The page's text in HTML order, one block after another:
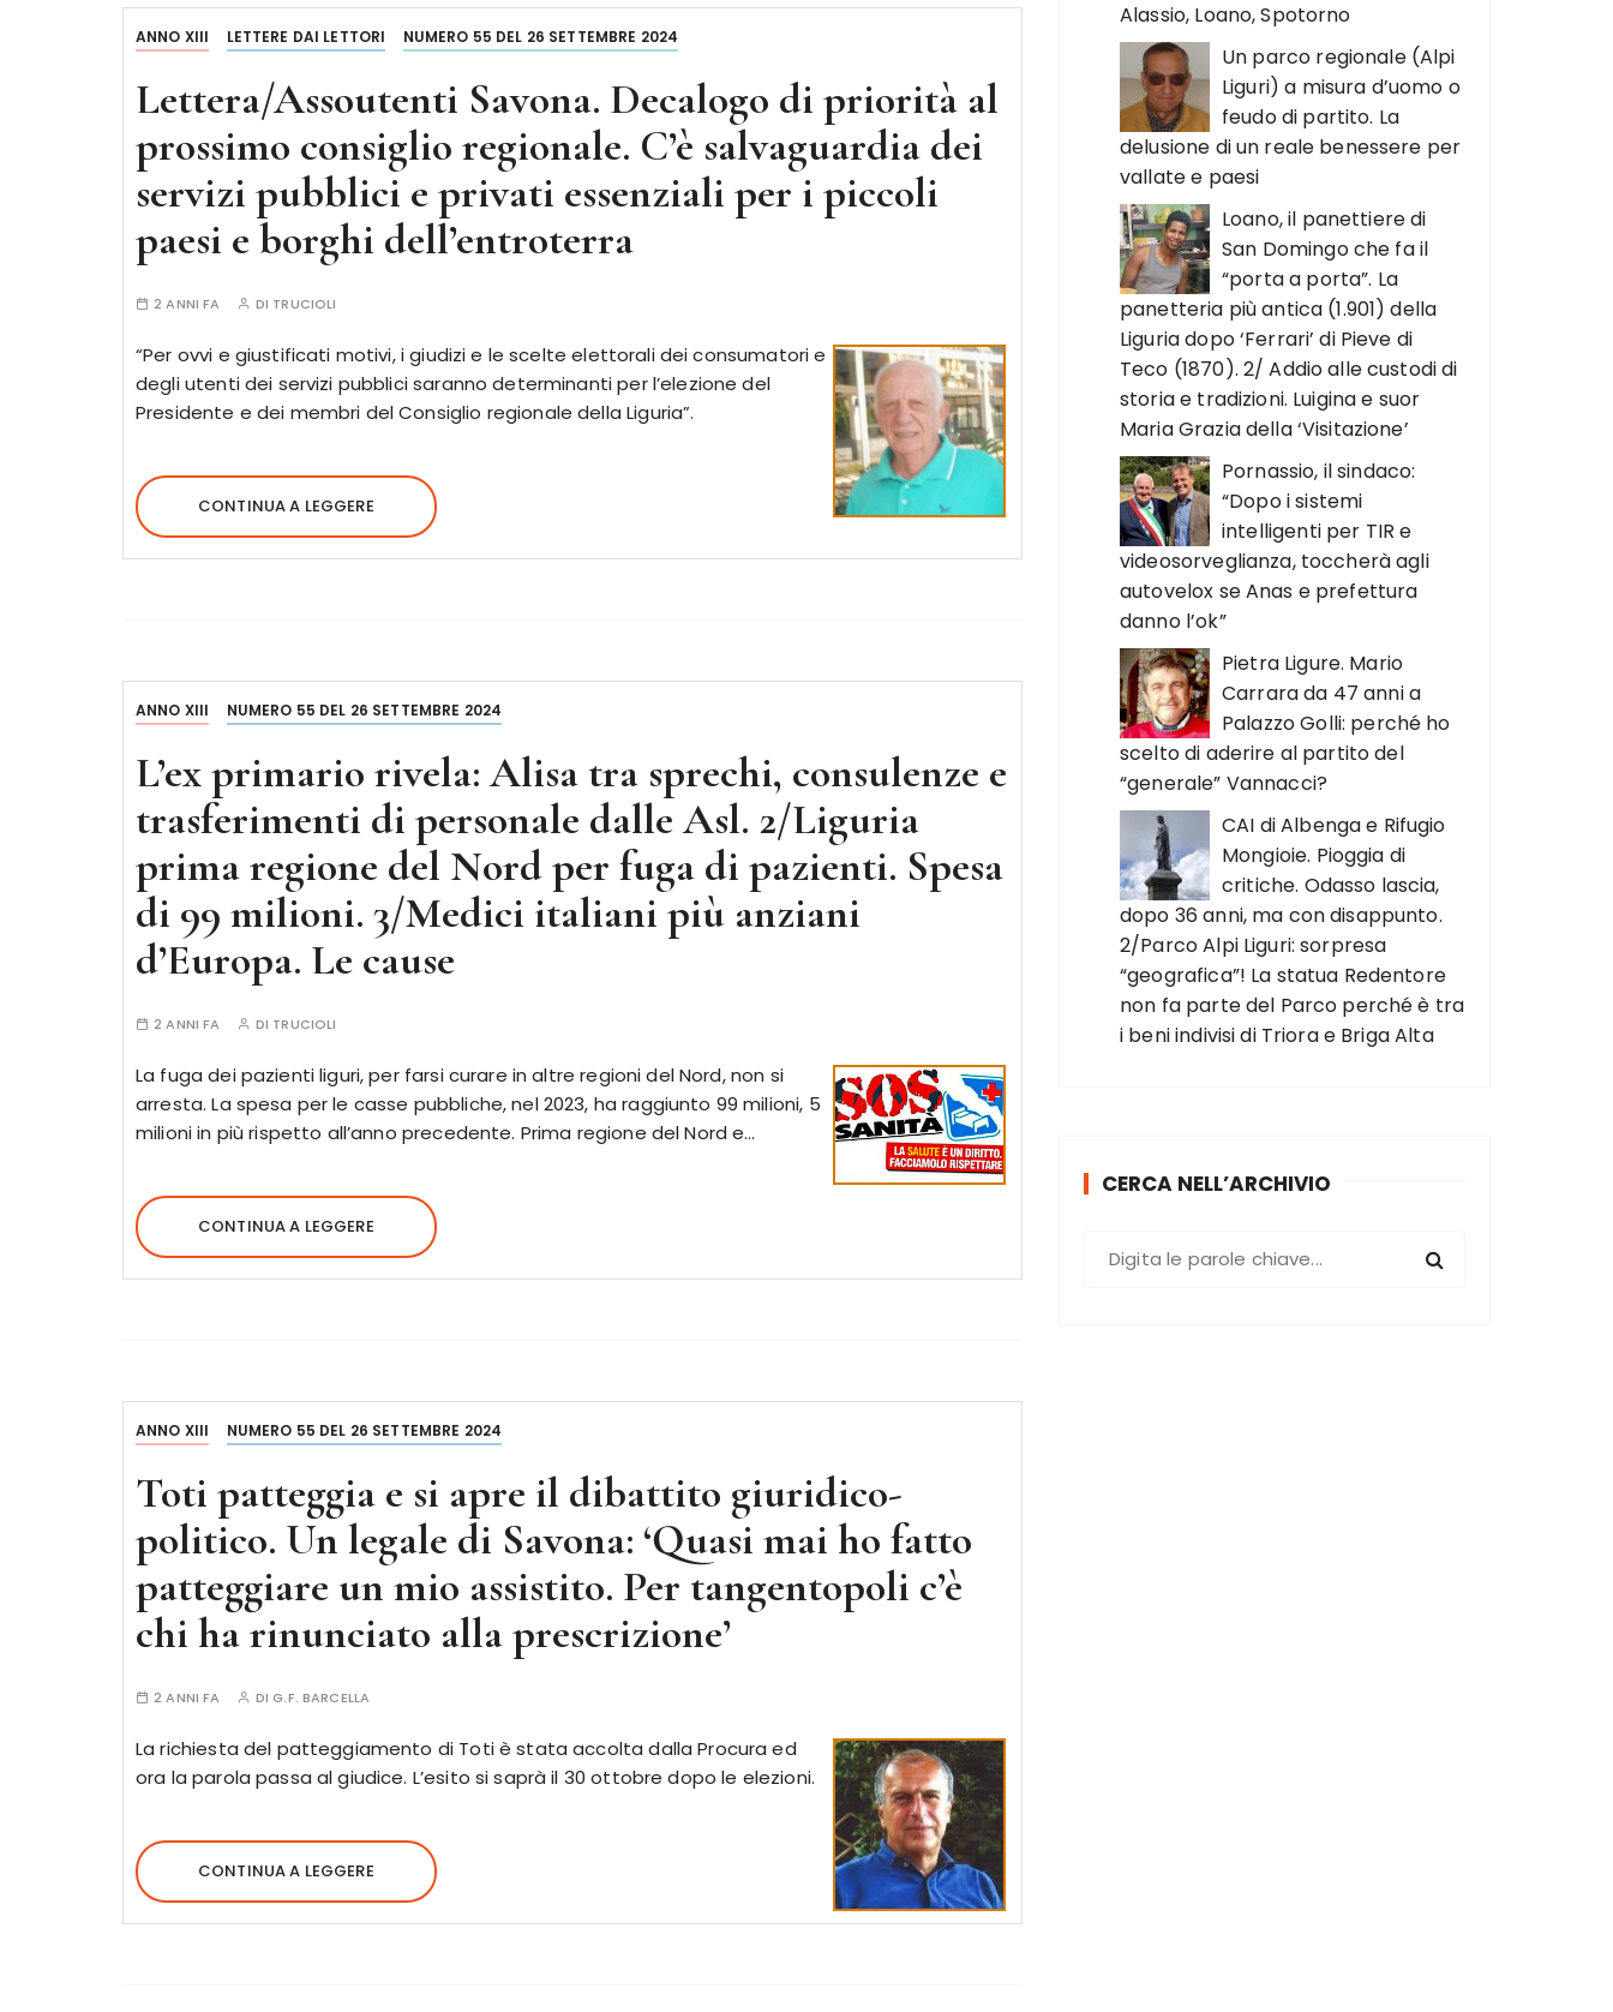
ANNO XIII LETTERE DAI LETTORI NUMERO 55 DEL 26 SETTEMBRE 2024
Lettera/Assoutenti Savona. Decalogo di priorità al
prossimo consiglio regionale. C’è salvaguardia dei
servizi pubblici e privati essenziali per i piccoli
paesi e borghi dell’entroterra
2 ANNI FA DI TRUCIOLI
“Per ovvi e giustificati motivi, i giudizi e le scelte elettorali dei consumatori e
degli utenti dei servizi pubblici saranno determinanti per l’elezione del
Presidente e dei membri del Consiglio regionale della Liguria”.
CONTINUA A LEGGERE
ANNO XIII NUMERO 55 DEL 26 SETTEMBRE 2024
L’ex primario rivela: Alisa tra sprechi, consulenze e
trasferimenti di personale dalle Asl. 2/Liguria
prima regione del Nord per fuga di pazienti. Spesa
di 99 milioni. 3/Medici italiani più anziani
d’Europa. Le cause
2 ANNI FA DI TRUCIOLI
La fuga dei pazienti liguri, per farsi curare in altre regioni del Nord, non si
arresta. La spesa per le casse pubbliche, nel 2023, ha raggiunto 99 milioni, 5
milioni in più rispetto all’anno precedente. Prima regione del Nord e…
CONTINUA A LEGGERE
ANNO XIII NUMERO 55 DEL 26 SETTEMBRE 2024
Toti patteggia e si apre il dibattito giuridico-
politico. Un legale di Savona: ‘Quasi mai ho fatto
patteggiare un mio assistito. Per tangentopoli c’è
chi ha rinunciato alla prescrizione’
2 ANNI FA DIG.F. BARCELLA
La richiesta del patteggiamento di Toti è stata accolta dalla Procura ed
ora la parola passa al giudice. L’esito si saprà il 30 ottobre dopo le elezioni.
CONTINUA A LEGGERE
Alassio, Loano, Spotorno
Un parco regionale (Alpi
Liguri) a misura d’uomo o
feudo di partito. La
delusione di un reale benessere per
vallate e paesi
Loano, il panettiere di
San Domingo che fa il
“porta a porta”. La
panetteria più antica (1.901) della
Liguria dopo ‘Ferrari’ di Pieve di
Teco (1870). 2/ Addio alle custodi di
storia e tradizioni. Luigina e suor
Maria Grazia della ‘Visitazione’
Pornassio, il sindaco:
“Dopo i sistemi
intelligenti per TIR e
videosorveglianza, toccherà agli
autovelox se Anas e prefettura
danno l’ok”
Pietra Ligure. Mario
Carrara da 47 anni a
Palazzo Golli: perché ho
scelto di aderire al partito del
“generale” Vannacci?
CAI di Albenga e Rifugio
Mongioie. Pioggia di
critiche. Odasso lascia,
dopo 36 anni, ma con disappunto.
2/Parco Alpi Liguri: sorpresa
“geografica”! La statua Redentore
non fa parte del Parco perché è tra
i beni indivisi di Triora e Briga Alta
CERCA NELL’ARCHIVIO